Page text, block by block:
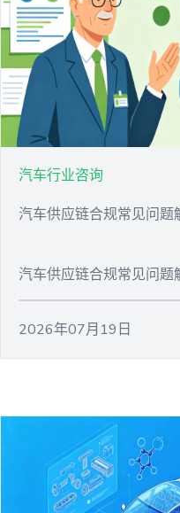
汽车行业咨询
汽车供应链合规常见问
汽车供应链合规常见问
2026年07月19日